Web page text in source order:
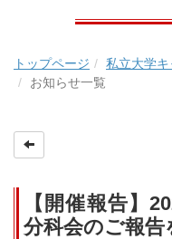
トップページ
私立大学
お知らせ一覧
【開催報告】
分科会のご報告